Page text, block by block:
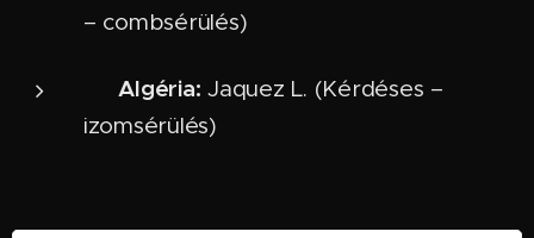
– combsérülés)
⚠️Algéria: Jaquez L. (Kérdéses –
izomsérülés)